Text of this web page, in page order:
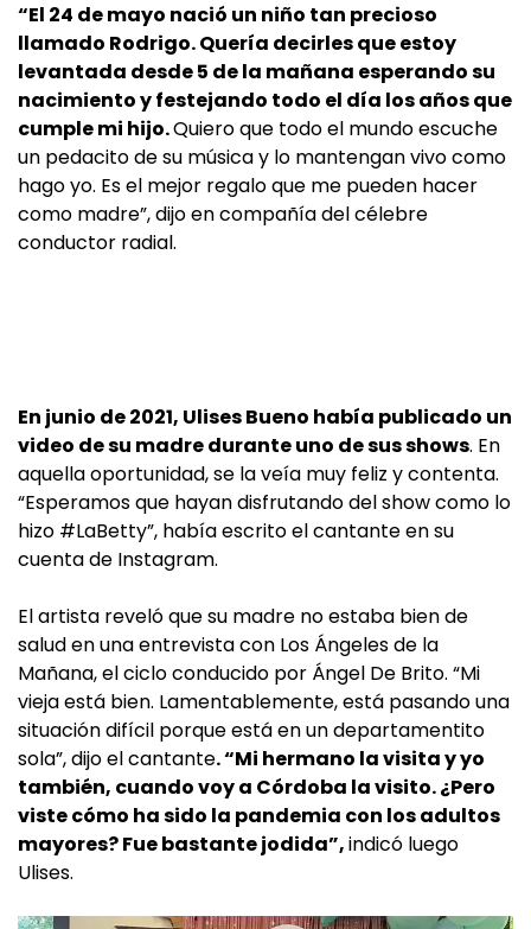
“El 24 de mayo nació un niño tan precioso
llamado Rodrigo. Quería decirles que estoy
levantada desde 5 de la mañana esperando su
nacimiento y festejando todo el día los años que
cumple mi hijo.Quiero que todo el mundo escuche
un pedacito de su música y lo mantengan vivo como
hago yo. Es el mejor regalo que me pueden hacer
como madre”, dijo en compañía del célebre
conductor radial.
En junio de 2021, Ulises Bueno había publicado un
video de su madre durante uno de sus shows. En
aquella oportunidad, se la veía muy feliz y contenta.
“Esperamos que hayan disfrutando del show como lo
hizo #LaBetty”, había escrito el cantante en su
cuenta de Instagram.
El artista reveló que su madre no estaba bien de
salud en una entrevista con Los Ángeles de la
Mañana, el ciclo conducido por Ángel De Brito. “Mi
vieja está bien. Lamentablemente, está pasando una
situación difícil porque está en un departamentito
sola”, dijo el cantante. “Mi hermano la visita y yo
también, cuando voy a Córdoba la visito. ¿Pero
viste cómo ha sido la pandemia con los adultos
mayores? Fue bastante jodida”,indicó luego
Ulises.